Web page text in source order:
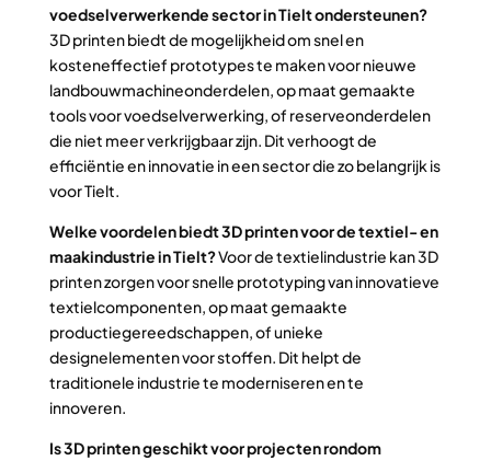
voedselverwerkende sector in Tielt ondersteunen?
3D printen biedt de mogelijkheid om snel en
kosteneffectief prototypes te maken voor nieuwe
landbouwmachineonderdelen, op maat gemaakte
tools voor voedselverwerking, of reserveonderdelen
die niet meer verkrijgbaar zijn. Dit verhoogt de
efficiëntie en innovatie in een sector die zo belangrijk is
voor Tielt.
Welke voordelen biedt 3D printen voor de textiel- en
maakindustrie in Tielt?Voor de textielindustrie kan 3D
printen zorgen voor snelle prototyping van innovatieve
textielcomponenten, op maat gemaakte
productiegereedschappen, of unieke
designelementen voor stoffen. Dit helpt de
traditionele industrie te moderniseren en te
innoveren.
Is 3D printen geschikt voor projecten rondom